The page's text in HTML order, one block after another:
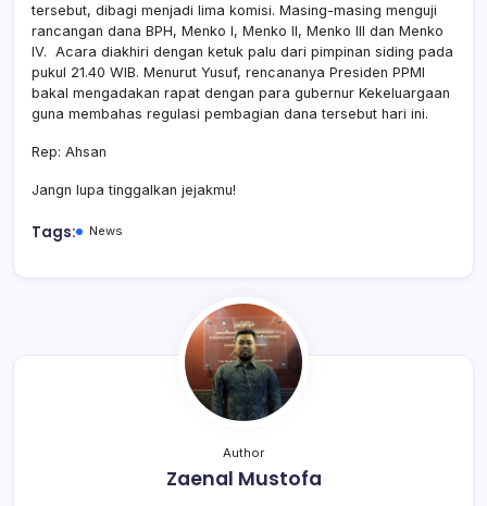
tersebut, dibagi menjadi lima komisi. Masing-masing menguji
rancangan dana BPH, Menko I, Menko II, Menko III dan Menko
IV. Acara diakhiri dengan ketuk palu dari pimpinan siding pada
pukul 21.40 WIB. Menurut Yusuf, rencananya Presiden PPMI
bakal mengadakan rapat dengan para gubernur Kekeluargaan
guna membahas regulasi pembagian dana tersebut hari ini.
Rep: Ahsan
Jangn lupa tinggalkan jejakmu!
Tags: News
Author
Zaenal Mustofa